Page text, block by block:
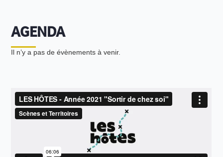
AGENDA
Il n’y a pas de évènements à venir.